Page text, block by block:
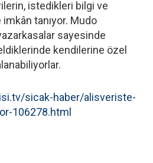
istedikleri bilgi ve
tanıyor. Mudo
sayesinde
kendilerine özel
sicak-haber/alisveriste-
106278.html